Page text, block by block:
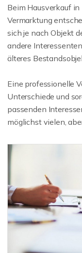
Beim Hausverkauf
Vermarktung
sich je nach Objekt
andere
älteres
Eine professionelle
Unterschiede und
passenden
möglichst vielen,